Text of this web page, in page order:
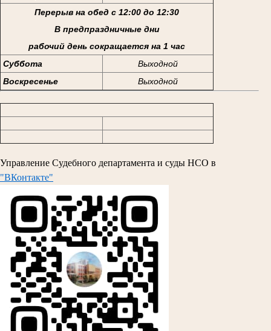
Перерыв на обед с 12:00 до 12:30
В предпраздничные дни
рабочий день сокращается на 1 час
Суббота
Выходной
Воскресенье
Выходной
Управление Судебного департамента и суды НСО в
"ВКонтакте"